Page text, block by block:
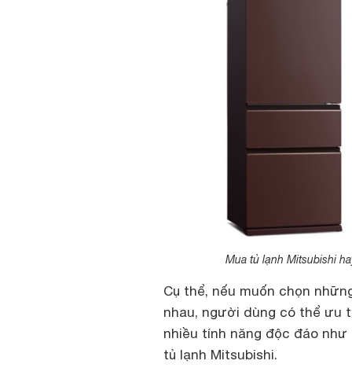
Mua tủ lạnh Mitsubishi
Cụ thể, nếu muốn chọn
nhau, người dùng có thể ưu
nhiều tính năng độc đáo
tủ lạnh Mitsubishi.